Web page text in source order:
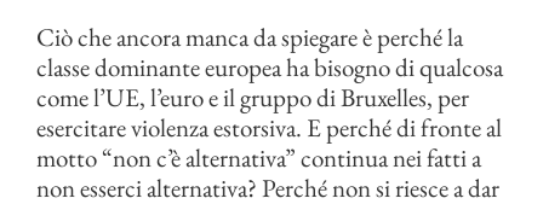
Ciò che ancora manca da spiegare è perché la
classe dominante europea ha bisogno di qualcosa
come l’UE, l’euro e il gruppo di Bruxelles, per
esercitare violenza estorsiva. E perché di fronte al
motto “non c’è alternativa” continua nei fatti a
non esserci alternativa? Perché non si riesce a dar